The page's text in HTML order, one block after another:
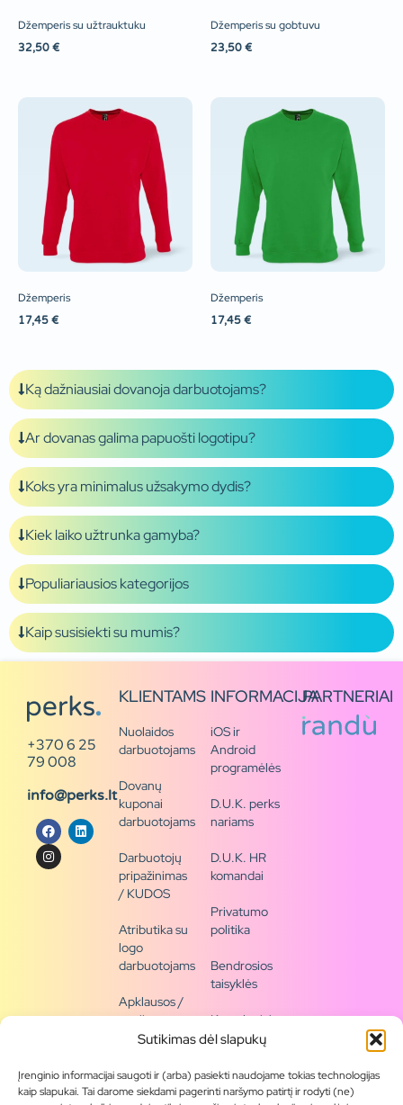
Sutikimas dėl slapukų
Įrenginio informacijai saugoti ir (arba) pasiekti naudojame tokias technologijas
kaip slapukai. Tai darome siekdami pagerinti naršymo patirtį ir rodyti (ne)
Džemperis su užtrauktuku
32,50 €
Džemperis su gobtuvu
23,50 €
Džemperis
17,45 €
Džemperis
17,45 €
Ką dažniausiai dovanoja darbuotojams?
Ar dovanas galima papuošti logotipu?
Koks yra minimalus užsakymo dydis?
Kiek laiko užtrunka gamyba?
Populiariausios kategorijos
Kaip susisiekti su mumis?
+370 6 25
79 008
info@perks.lt
KLIENTAMS
Nuolaidos
darbuotojams
Dovanų
kuponai
darbuotojams
Darbuotojų
pripažinimas
/ KUDOS
Atributika su
logo
darbuotojams
Apklausos /
naujienų
siena
Tapkite
partneriu
INFORMACIJA
iOS ir
Android
programėlės
D.U.K. perks
nariams
D.U.K. HR
komandai
Privatumo
politika
Bendrosios
taisyklės
Kontaktai /
rekvizitai
PARTNERIAI